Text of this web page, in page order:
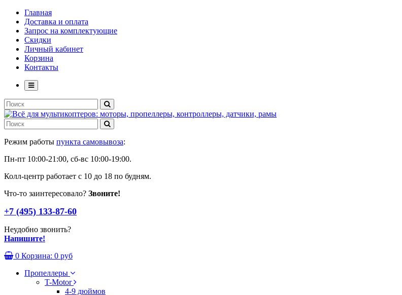
Главная
Доставка и оплата
Запрос на комплектующие
Скидки
Личный кабинет
Корзина
Контакты
Режим работы пункта самовывоза:
Пн-пт 10:00-21:00, сб-вс 10:00-19:00.
Колл-центр работает с 10 до 18 по будням.
Что-то заинтересовало? Звоните!
+7 (495) 133-87-60
Неудобно звонить?
Напишите!
0 Корзина: 0 руб
Пропеллеры
T-Motor
4-9 дюймов